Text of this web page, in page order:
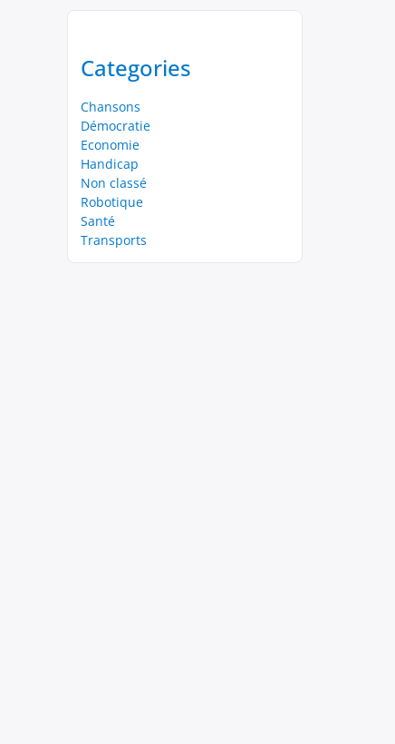
Categories
Chansons
Démocratie
Economie
Handicap
Non classé
Robotique
Santé
Transports